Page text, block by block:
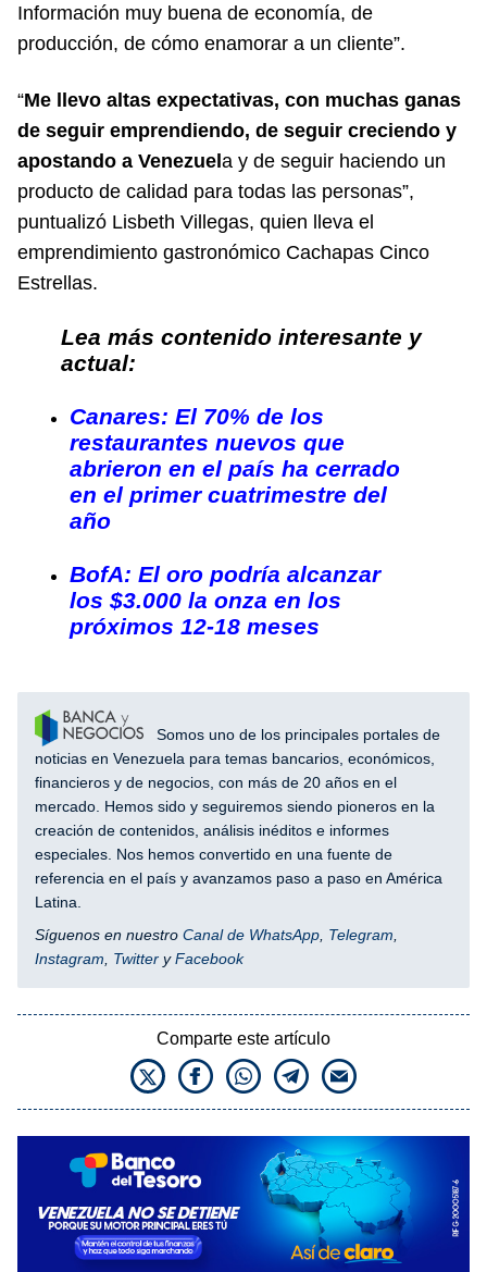
Información muy buena de economía, de
producción, de cómo enamorar a un cliente”.
“Me llevo altas expectativas, con muchas ganas
de seguir emprendiendo, de seguir creciendo y
apostando a Venezuela y de seguir haciendo un
producto de calidad para todas las personas”,
puntualizó Lisbeth Villegas, quien lleva el
emprendimiento gastronómico Cachapas Cinco
Estrellas.
Lea más contenido interesante y
actual:
Canares: El 70% de los
restaurantes nuevos que
abrieron en el país ha cerrado
en el primer cuatrimestre del
año
BofA: El oro podría alcanzar
los $3.000 la onza en los
próximos 12-18 meses
Somos uno de los principales portales de
noticias en Venezuela para temas bancarios, económicos,
financieros y de negocios, con más de 20 años en el
mercado. Hemos sido y seguiremos siendo pioneros en la
creación de contenidos, análisis inéditos e informes
especiales. Nos hemos convertido en una fuente de
referencia en el país y avanzamos paso a paso en América
Latina.
Síguenos en nuestro Canal de WhatsApp Telegram
Instagram
Twitter yFacebook
Comparte este artículo